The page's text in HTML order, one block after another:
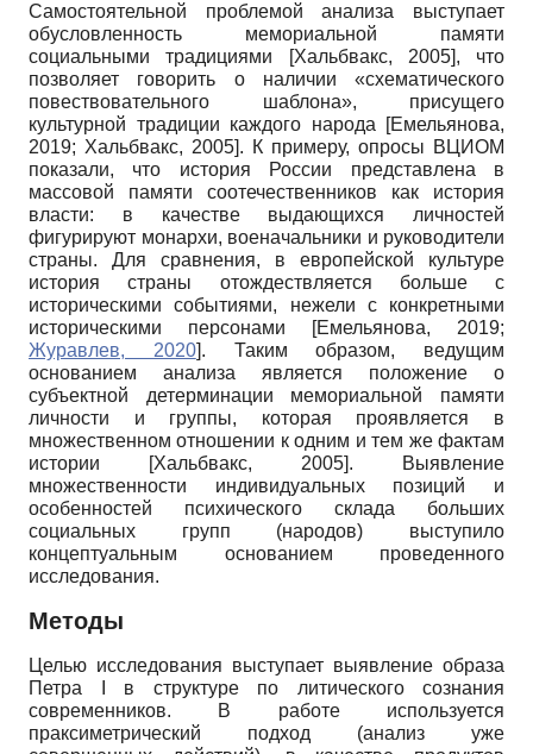
Самостоятельной проблемой анализа выступает
обусловленность мемориальной памяти
социальными традициями
[Хальбвакс, 2005], что
позволяет говорить о наличии «схематического
повествовательного шаблона», присущего
культурной традиции каждого народа
[Емельянова,
2019; Хальбвакс, 2005]. К примеру, опросы ВЦИОМ
показали, что история России представлена в
массовой памяти соотечественников как история
власти: в качестве выдающихся личностей
фигурируют монархи, военачальники и руководители
страны. Для сравнения, в европейской культуре
история страны отождествляется больше с
историческими событиями, нежели с конкретными
историческими персонами
[Емельянова, 2019;
Журавлев, 2020]. Таким образом, ведущим
основанием анализа является положение о
субъектной детерминации мемориальной памяти
личности и группы, которая проявляется в
множественном отношении к одним и тем же фактам
истории
[Хальбвакс, 2005]. Выявление
множественности индивидуальных позиций и
особенностей психического склада больших
социальных групп (народов) выступило
концептуальным основанием проведенного
исследования.
Методы
Целью исследования выступает выявление образа
Петра
в структуре по­ литического сознания
современников. В работе используется
праксиметрический подход (анализ уже